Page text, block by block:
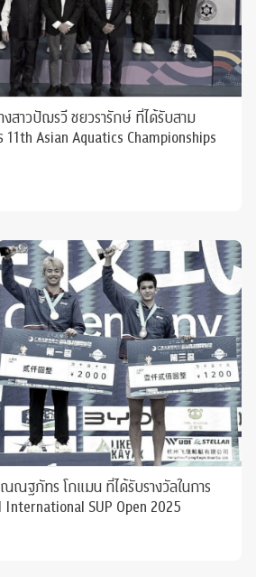
สาวปัฌรวี ชยวรารักษ์ ที่ได้รับสาม
11th Asian Aquatics Championships
ฐภัทร โกแมน ที่ได้รับรางวัลในการ
International SUP Open 2025